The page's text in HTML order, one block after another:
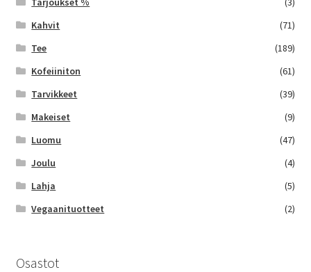
Kahvit
(71)
Tee
(189)
Kofeiiniton
(61)
Tarvikkeet
(39)
Makeiset
(9)
Luomu
(47)
Joulu
(4)
Lahja
(5)
Vegaanituotteet
(2)
Osastot